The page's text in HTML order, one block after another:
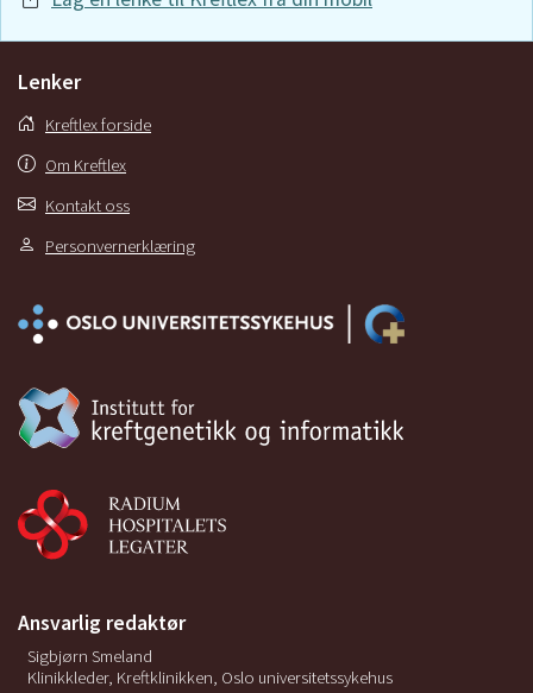
Lenker
Kreftlex forside
Om Kreftlex
Kontakt oss
Personvernerklæring
Ansvarlig redaktør
Sigbjørn Smeland
Klinikkleder, Kreftklinikken, Oslo universitetssykehus